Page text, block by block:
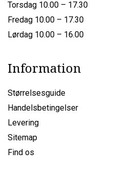
Torsdag 10.00 – 17.30
Fredag 10.00 – 17.30
Lørdag 10.00 – 16.00
Information
Størrelsesguide
Handelsbetingelser
Levering
Sitemap
Find os